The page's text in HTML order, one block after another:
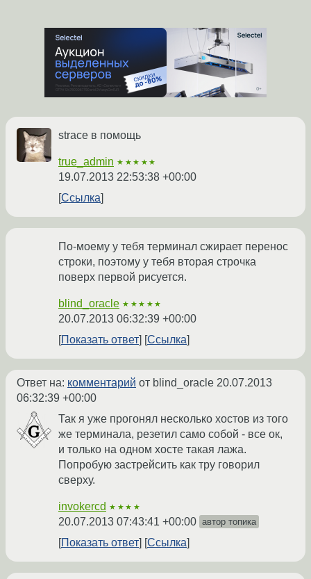
strace в помощь
true_admin ★★★★★
19.07.2013 22:53:38 +00:00
Ссылка
По-моему у тебя терминал сжирает перенос
строки, поэтому у тебя вторая строчка
поверх первой рисуется.
blind_oracle ★★★★★
20.07.2013 06:32:39 +00:00
Показать ответ
Ссылка
Ответ на: комментарий от blind_oracle 20.07.2013
06:32:39 +00:00
Так я уже прогонял несколько хостов из того
же терминала, резетил само собой - все ок,
и только на одном хосте такая лажа.
Попробую застрейсить как тру говорил
сверху.
invokercd ★★★★
20.07.2013 07:43:41 +00:00 автор топика
Показать ответ Ссылка